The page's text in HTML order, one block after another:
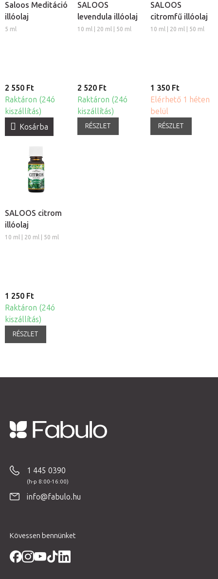
Saloos Meditáció
illóolaj
5 ml
2 550 Ft
Raktáron (24ó
kiszállítás)
Kosárba
SALOOS
levendula illóolaj
10 ml | 20 ml | 50 ml
2 520 Ft
Raktáron (24ó
kiszállítás)
RÉSZLET
SALOOS
citromfű illóolaj
10 ml | 20 ml | 50 ml
1 350 Ft
Elérhető 1 héten
belül
RÉSZLET
SALOOS citrom
illóolaj
10 ml | 20 ml | 50 ml
1 250 Ft
Raktáron (24ó
kiszállítás)
RÉSZLET
1 445 0390
info@fabulo.hu
Kövessen bennünket